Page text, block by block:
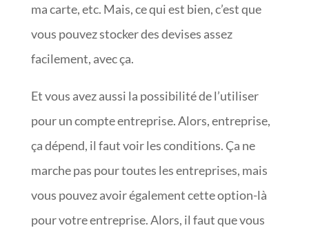
ma carte, etc. Mais, ce qui est bien, c’est que
vous pouvez stocker des devises assez
facilement, avec ça.
Et vous avez aussi la possibilité de l’utiliser
pour un compte entreprise. Alors, entreprise,
ça dépend, il faut voir les conditions. Ça ne
marche pas pour toutes les entreprises, mais
vous pouvez avoir également cette option-là
pour votre entreprise. Alors, il faut que vous